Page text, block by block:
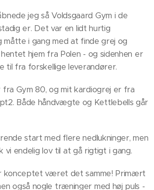
jeg så Voldsgaard Gym i de
er. Det var en lidt hurtig
måtte i gang med at finde grej og
hjem fra Polen - og sidenhen er
til fra forskellige leverandører.
fra Gym 80, og mit kardiogrej er fra
Både håndvægte og Kettlebells går
start med flere nedlukninger, men
vi endelig lov til at gå rigtigt i gang.
konceptet været det samme! Primært
også nogle træninger med høj puls -